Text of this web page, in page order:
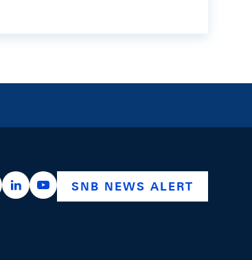
https://x.com/snb_bns
https://ch.linkedin.com/company/swiss-
https://www.youtube.com/
SNB NEWS ALERT